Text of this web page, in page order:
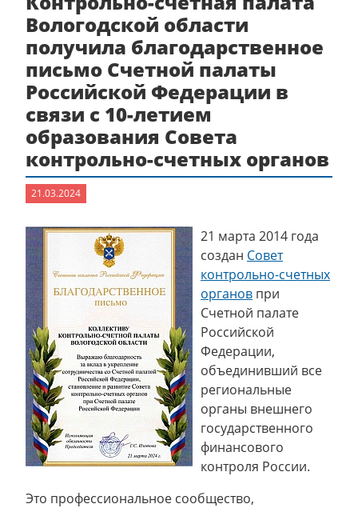
Вологодской области
получила благодарственное
письмо Счетной палаты
Российской Федерации в
связи с 10-летием
образования Совета
контрольно-счетных органов
21.03.2024
21 марта 2014 года
создан Совет
контрольно-счетных
органов при
Счетной палате
Российской
Федерации,
объединивший все
региональные
органы внешнего
государственного
финансового
контроля России.
Это профессиональное сообщество,